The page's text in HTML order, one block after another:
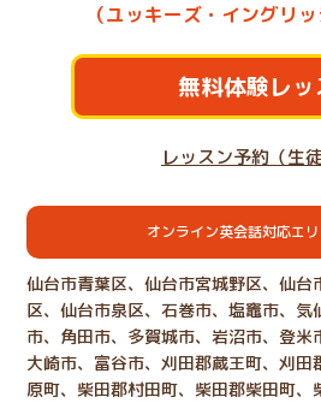
（ユッキーズ・イングリ
無料体験レッ
レッスン予約（生
オンライン英会話対応エリ
仙台市青葉区、仙台市宮城野区、仙台
区、仙台市泉区、石巻市、塩竈市、気
市、角田市、多賀城市、岩沼市、登米
大崎市、富谷市、刈田郡蔵王町、刈
原町、柴田郡村田町、柴田郡柴田町